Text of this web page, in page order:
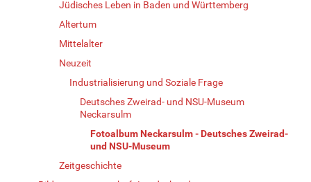
Jüdisches Leben in Baden und Württemberg
Altertum
Mittelalter
Neuzeit
Industrialisierung und Soziale Frage
Deutsches Zweirad- und NSU-Museum
Neckarsulm
Fotoalbum Neckarsulm - Deutsches Zweirad-
und NSU-Museum
Zeitgeschichte